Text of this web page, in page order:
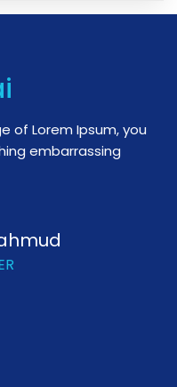
of Lorem Ipsum, you
embarrassing